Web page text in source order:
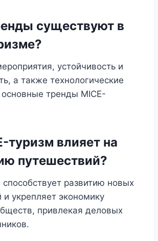
существуют в
устойчивость и
а также технологические
тренды MICE-
туризм влияет на
путешествий?
способствует развитию новых
и укрепляет экономику
привлекая деловых